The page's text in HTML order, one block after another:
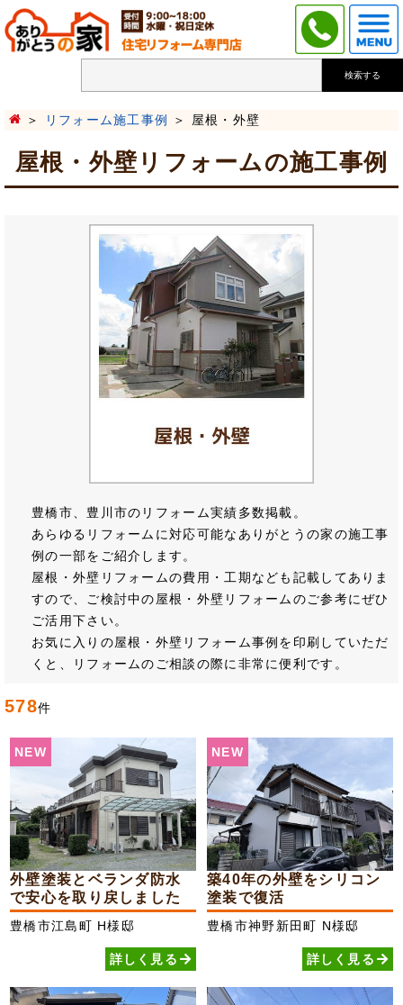
検索する
リフォーム施工事例 屋根・外壁
屋根・外壁リフォームの施工事例
豊橋市、豊川市のリフォーム実績多数掲載。
あらゆるリフォームに対応可能なありがとうの家の施工事
例の一部をご紹介します。
屋根・外壁リフォームの費用・工期なども記載してありま
すので、ご検討中の屋根・外壁リフォームのご参考にぜひ
ご活用下さい。
お気に入りの屋根・外壁リフォーム事例を印刷していただ
くと、リフォームのご相談の際に非常に便利です。
578件
NEW
外壁塗装とベランダ防水
で安心を取り戻しました
豊橋市江島町 H様邸
詳しく見る
NEW
築40年の外壁をシリコン
塗装で復活
豊橋市神野新田町 N様邸
詳しく見る